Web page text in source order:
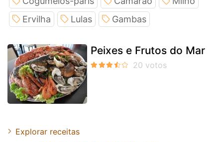
Ervilha
Lulas Gambas
Peixes e Frutos do Mar
Explorar receitas